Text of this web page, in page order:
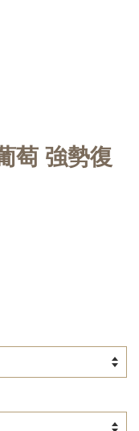
萄 強勢復